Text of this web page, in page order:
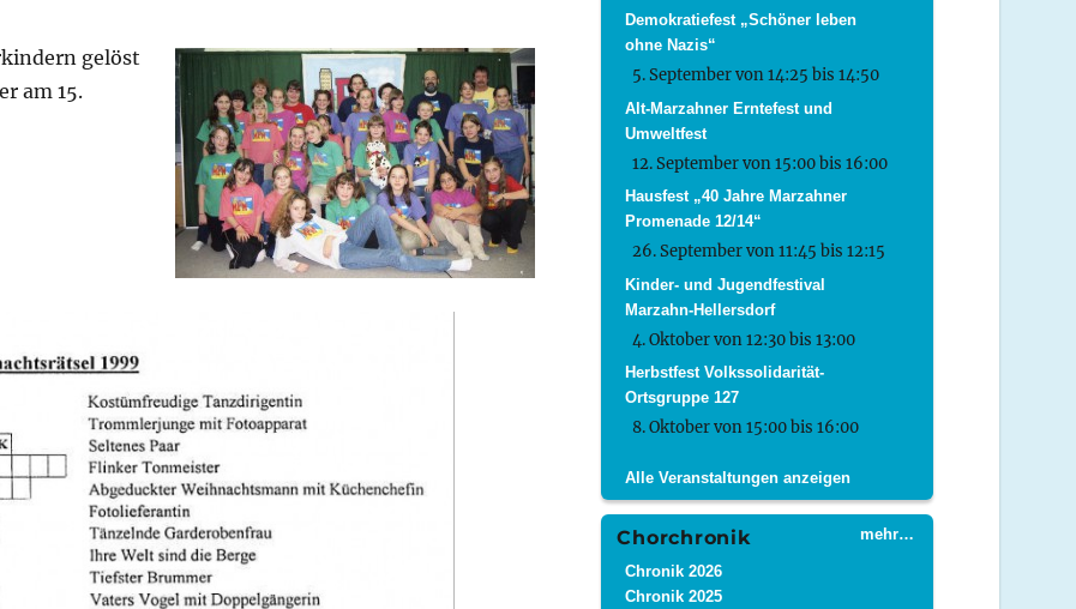
gelöst
am 15.
Demokratiefest „Schöner leben
ohne Nazis“
5. September von 14:25 bis14:50
Alt-Marzahner Erntefest und
Umweltfest
12. September von 15:00bis16:00
Hausfest „40 Jahre Marzahner
Promenade 12/14“
26. September von 11:45 bis12:15
Kinder- und Jugendfestival
Marzahn-Hellersdorf
4. Oktober von 12:30bis13:00
Herbstfest Volkssolidarität-
Ortsgruppe 127
8. Oktober von 15:00bis16:00
Alle Veranstaltungen anzeigen
mehr…
Chorchronik
Chronik 2026
Chronik 2025